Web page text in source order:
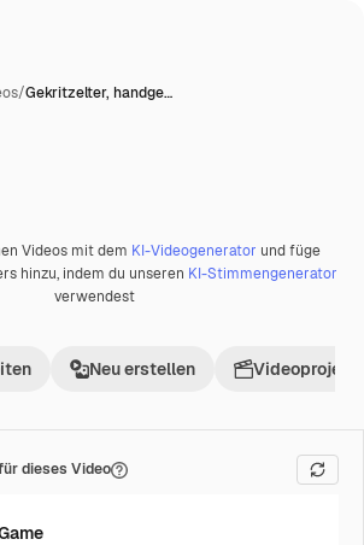
/Gekritzelter, handge…
Videos mit dem KI-Videogenerator und füge
hinzu, indem du unseren KI-Stimmengenerator
verwendest
Neu erstellen Videoprojekt
dieses Video